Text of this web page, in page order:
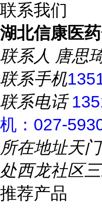
联系我们
湖北信康医
联系人 唐思
联系手机
联系电话
机：027-
所在地址天
处西龙社区
推荐产品